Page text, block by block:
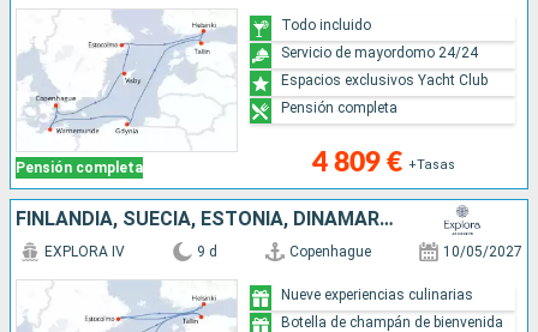
Pensión completa 4 809 € +Tasas
Todo incluido
Servicio de mayordomo 24/24
Espacios exclusivos Yacht Club
Pensión completa
FINLANDIA, SUECIA, ESTONIA, DINAMARCA
EXPLORA IV 9 d Copenhague 10/05/2027
Nueve experiencias culinarias
Botella de champán de bienvenida